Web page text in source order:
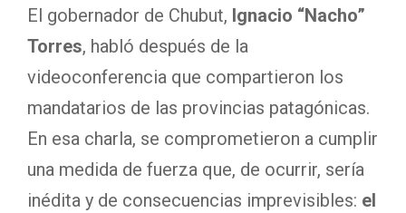
El gobernador de Chubut, Ignacio “Nacho”
Torres, habló después de la
videoconferencia que compartieron los
mandatarios de las provincias patagónicas.
En esa charla, se comprometieron a cumplir
una medida de fuerza que, de ocurrir, sería
inédita y de consecuencias imprevisibles: el